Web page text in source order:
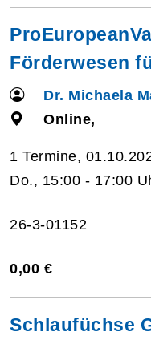
Förderwesen
Dr. Michaela
Online,
1 Termine,
Do., 15:00 - 17:00
26-3-01152
0,00 €
Schlaufüchse